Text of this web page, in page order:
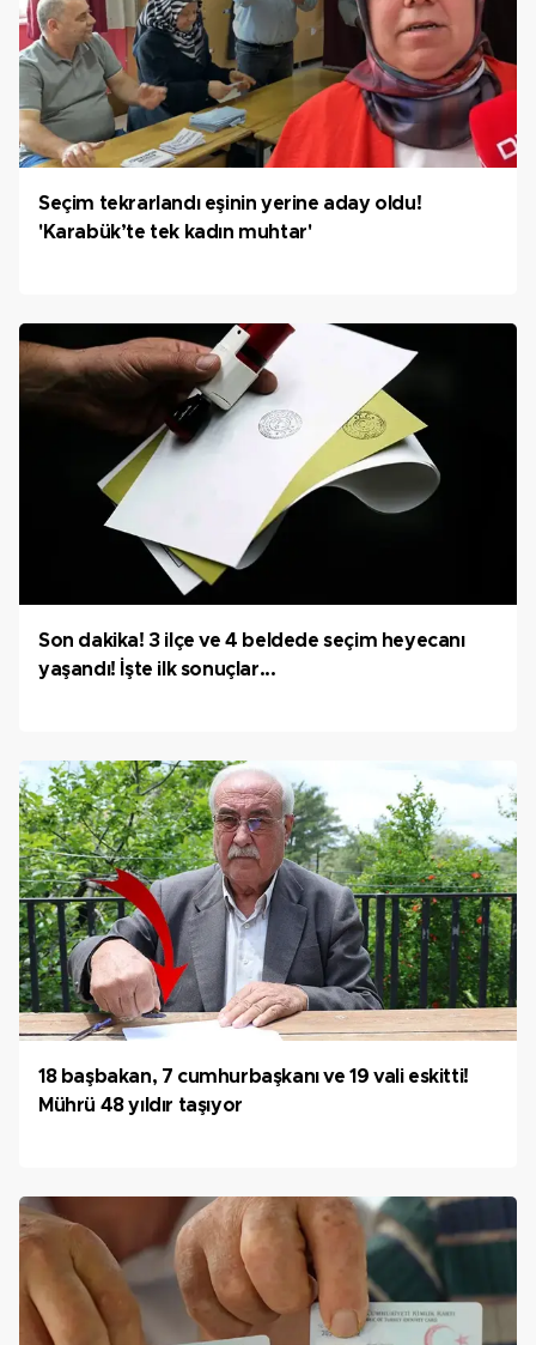
Seçim tekrarlandı eşinin yerine aday oldu!
'Karabük’te tek kadın muhtar'
Son dakika! 3 ilçe ve 4 beldede seçim heyecanı
yaşandı! İşte ilk sonuçlar...
18 başbakan, 7 cumhurbaşkanı ve 19 vali eskitti!
Mührü 48 yıldır taşıyor